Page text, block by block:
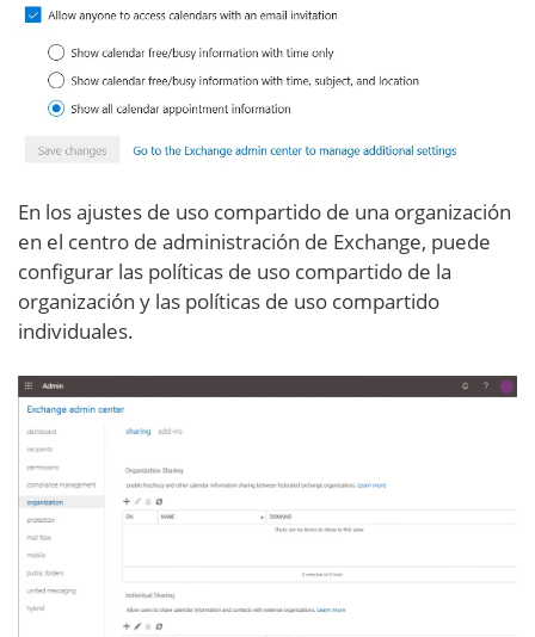
En los ajustes de uso compartido de una organización
en el centro de administración de Exchange, puede
configurar las políticas de uso compartido de la
organización y las políticas de uso compartido
individuales.